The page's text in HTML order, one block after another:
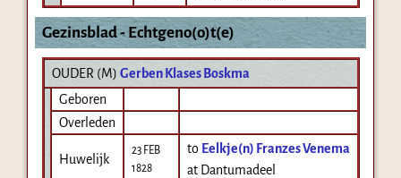
Gezinsblad - Echtgeno(o)t(e)
OUDER (M) Gerben Klases Boskma
Geboren
Overleden
Huwelijk
23 FEB
1828
to Eelkje(n) Franzes Venema
at Dantumadeel